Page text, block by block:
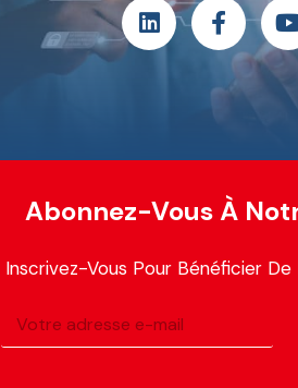
Abonnez-Vous À
Inscrivez-Vous Pour Bénéficier De